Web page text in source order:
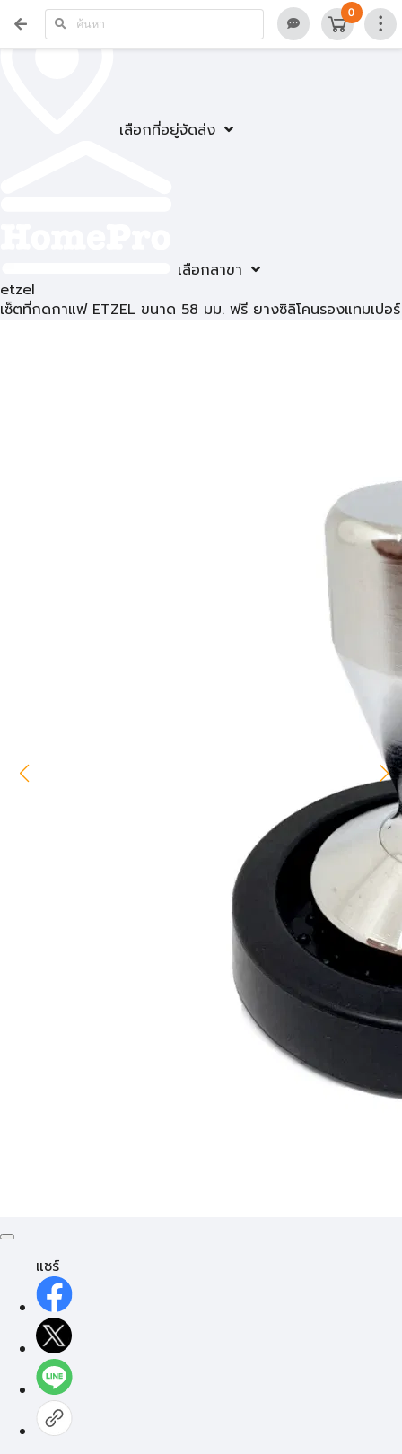
เลือกที่อยู่จัดส่ง
เลือกสาขา
0
etzel
เซ็ตที่กดกาแฟ ETZEL ขนาด 58 มม. ฟรี ยางซิลิโคนรองแทมเปอร์
แชร์